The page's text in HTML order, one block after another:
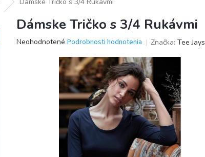
Dámske Tričko s 3/4 Rukávmi
Priemerné
Neohodnotené Podrobnosti hodnotenia Značka: Tee Jays